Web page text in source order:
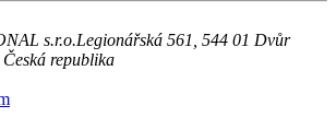
s.r.o.Legionářská 561 544 01 Dvůr
Česká republika